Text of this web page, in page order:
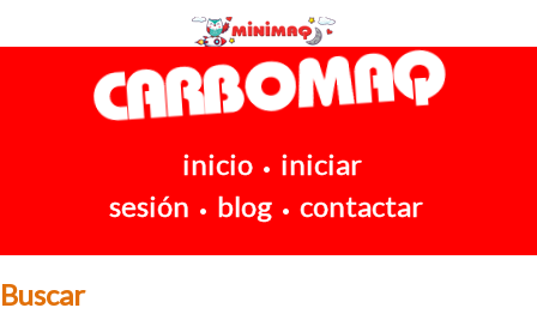
inicio • iniciar
sesión • blog • contactar
Buscar